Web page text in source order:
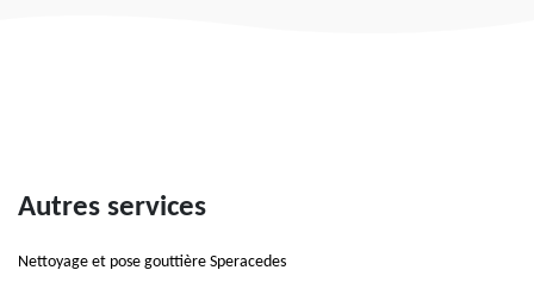
Autres services
Nettoyage et pose gouttière Speracedes